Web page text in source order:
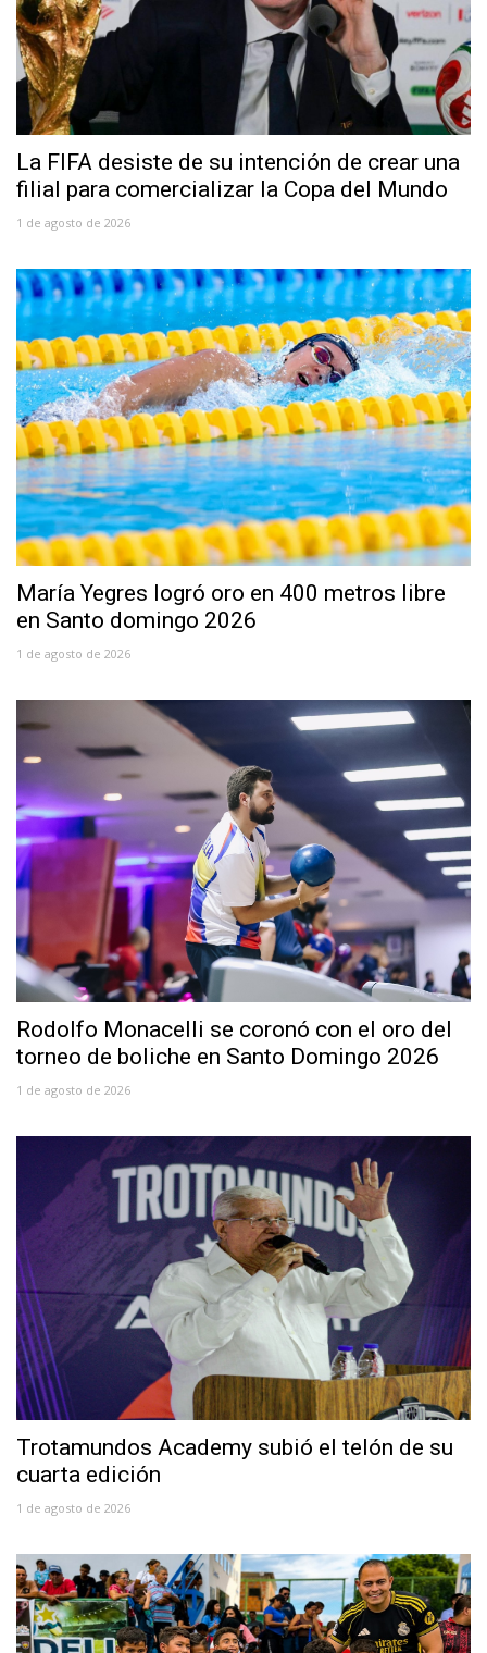
La FIFA desiste de su intención de crear una
filial para comercializar la Copa del Mundo
1 de agosto de 2026
María Yegres logró oro en 400 metros libre
en Santo domingo 2026
1 de agosto de 2026
Rodolfo Monacelli se coronó con el oro del
torneo de boliche en Santo Domingo 2026
1 de agosto de 2026
Trotamundos Academy subió el telón de su
cuarta edición
1 de agosto de 2026